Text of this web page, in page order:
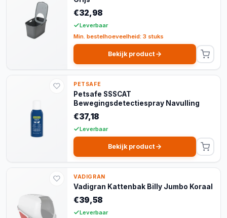
€32,98
Leverbaar
Min. bestelhoeveelheid: 3 stuks
Bekijk product
PETSAFE
Petsafe SSSCAT
Bewegingsdetectiespray Navulling
€37,18
Leverbaar
Bekijk product
VADIGRAN
Vadigran Kattenbak Billy Jumbo Koraal
€39,58
Leverbaar